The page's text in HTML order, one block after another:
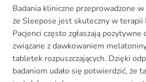
Badania kliniczne przeprowadzone
że Sleepose jest skuteczny w terapii
Pacjenci często zgłaszają pozytywne
związane z dawkowaniem
tabletek rozpuszczających. Dzięki
badaniom udało się potwierdzić, że